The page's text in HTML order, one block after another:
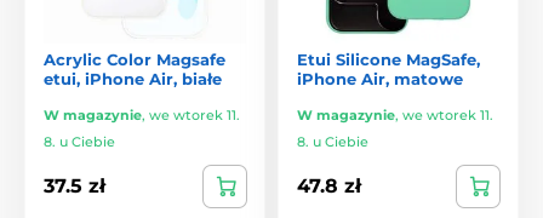
Acrylic Color Magsafe
etui, iPhone Air, białe
W magazynie, we wtorek 11.
8. u Ciebie
37.5 zł
Etui Silicone MagSafe,
iPhone Air, matowe
W magazynie, we wtorek 11.
8. u Ciebie
47.8 zł